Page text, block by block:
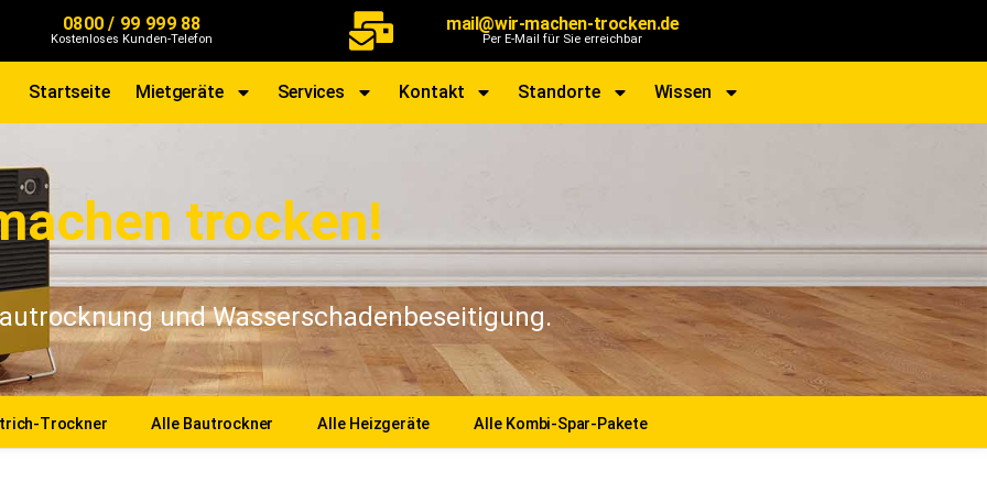
0800 / 99 999 88
Kostenloses Kunden-Telefon
mail@wir-machen-trocken.de
Per E-Mail für Sie erreichbar
Startseite Mietgeräte Services Kontakt Standorte Wissen
trocken!
und Wasserschadenbeseitigung.
Trockner Alle Bautrockner Alle Heizgeräte Alle Kombi-Spar-Pakete